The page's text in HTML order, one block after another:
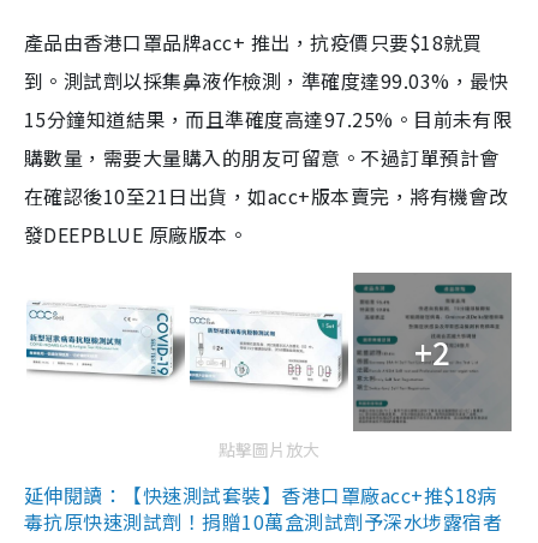
產品由香港口罩品牌acc+ 推出，抗疫價只要$18就買
到。測試劑以採集鼻液作檢測，準確度達99.03%，最快
15分鐘知道結果，而且準確度高達97.25%。目前未有限
購數量，需要大量購入的朋友可留意。不過訂單預計會
在確認後10至21日出貨，如acc+版本賣完，將有機會改
發DEEPBLUE 原廠版本。
+2
點擊圖片放大
延伸閱讀：【快速測試套裝】香港口罩廠acc+推$18病
毒抗原快速測試劑！捐贈10萬盒測試劑予深水埗露宿者